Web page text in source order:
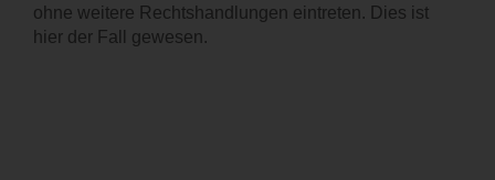
ohne weitere Rechtshandlungen eintreten. Dies ist
hier der Fall gewesen.